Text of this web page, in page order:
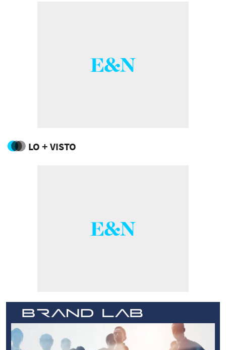
LO + VISTO